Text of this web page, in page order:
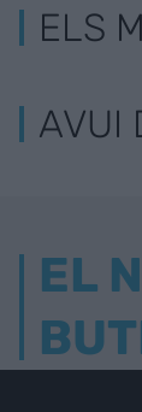
ELS
AVUI
EL